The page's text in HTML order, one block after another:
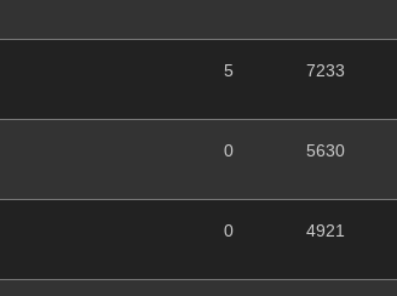
5 7233
0 5630
0 4921